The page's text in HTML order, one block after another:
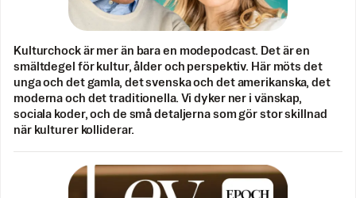
Kulturchock är mer än bara en modepodcast. Det är en
smältdegel för kultur, ålder och perspektiv. Här möts det
unga och det gamla, det svenska och det amerikanska, det
moderna och det traditionella. Vi dyker ner i vänskap,
sociala koder, och de små detaljerna som gör stor skillnad
när kulturer kolliderar.